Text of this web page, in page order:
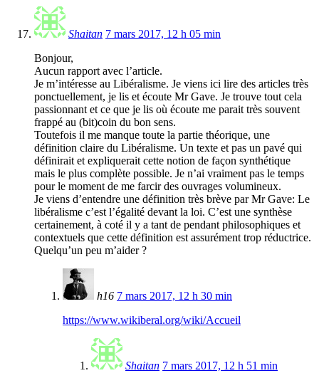
Shaitan 7 mars 2017, 12 h 05 min
Bonjour,
Aucun rapport avec l’article.
Je m’intéresse au Libéralisme. Je viens ici lire des articles très
ponctuellement, je lis et écoute Mr Gave. Je trouve tout cela
passionnant et ce que je lis où écoute me parait très souvent
frappé au (bit)coin du bon sens.
Toutefois il me manque toute la partie théorique, une
définition claire du Libéralisme. Un texte et pas un pavé qui
définirait et expliquerait cette notion de façon synthétique
mais le plus complète possible. Je n’ai vraiment pas le temps
pour le moment de me farcir des ouvrages volumineux.
Je viens d’entendre une définition très brève par Mr Gave: Le
libéralisme c’est l’égalité devant la loi. C’est une synthèse
certainement, à coté il y a tant de pendant philosophiques et
contextuels que cette définition est assurément trop réductrice.
Quelqu’un peu m’aider ?
h16 7 mars 2017, 12 h 30 min
https://www.wikiberal.org/wiki/Accueil
Shaitan 7 mars 2017, 12 h 51 min